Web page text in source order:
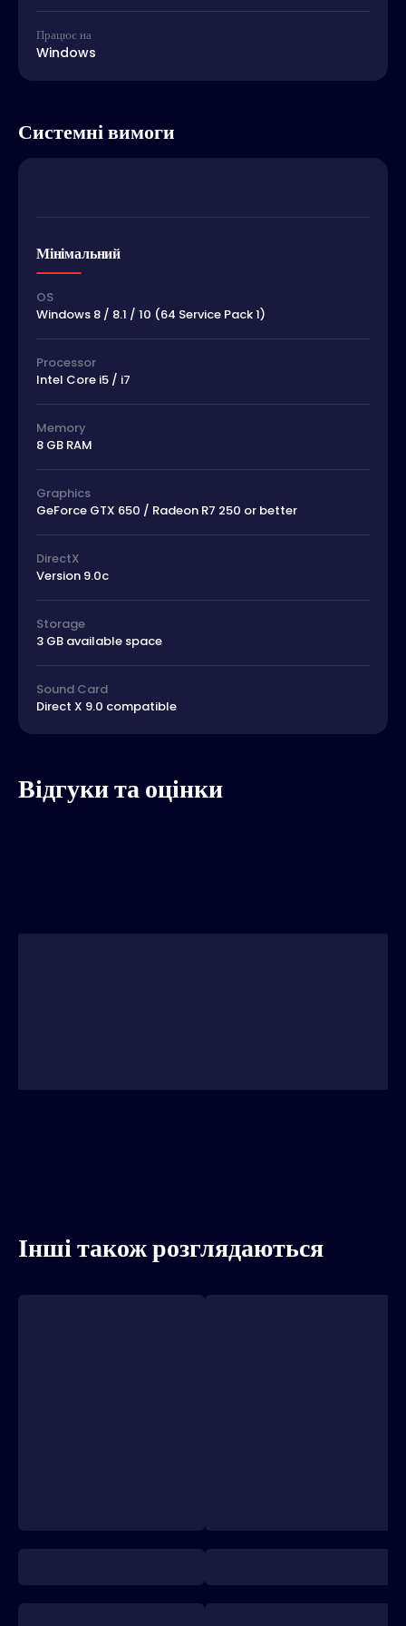
Працює на
Windows
Системні вимоги
Мінімальний
OS
Windows 8 / 8.1 / 10 (64 Service Pack 1)
Processor
Intel Core i5 / i7
Memory
8 GB RAM
Graphics
GeForce GTX 650 / Radeon R7 250 or better
DirectX
Version 9.0c
Storage
3 GB available space
Sound Card
Direct X 9.0 compatible
Відгуки та оцінки
Інші також розглядаються